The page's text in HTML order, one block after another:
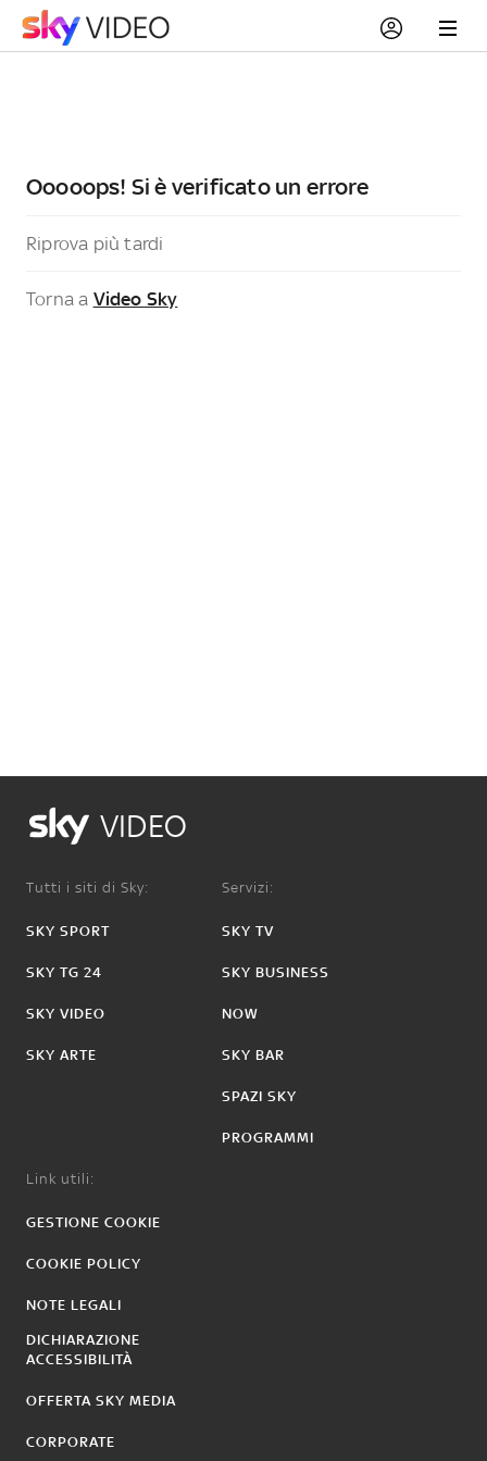
Ooooops! Si è verificato un errore
Riprova più tardi
Torna a Video Sky
VIDEO
Tutti i siti di Sky:
SKY SPORT
SKY TG 24
SKY VIDEO
SKY ARTE
Servizi:
SKY TV
SKY BUSINESS
NOW
SKY BAR
SPAZI SKY
PROGRAMMI
Link utili:
GESTIONE COOKIE
COOKIE POLICY
NOTE LEGALI
DICHIARAZIONE
ACCESSIBILITÀ
OFFERTA SKY MEDIA
CORPORATE